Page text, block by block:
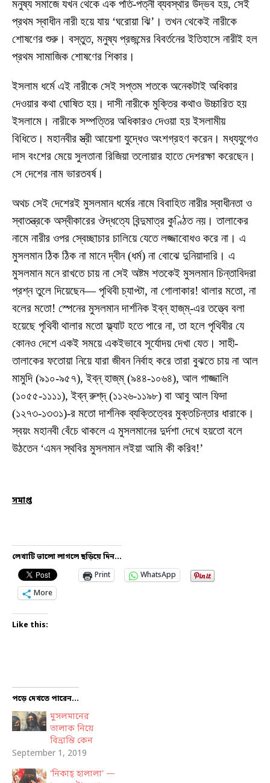
মনুষ্য সমাজে যখন থেকে এক পতি-পত্নী ব্যবস্থার উদ্ভব হয়, সেই
প্রথম স্বাধীন নারী হয়ে যায় ‘ঘরোয়া ঝি’। তখন থেকেই নারীকে
শোষণের শুরু। বস্তুত, মনুষ্য প্রজন্মের বিবর্তনের ইতিহাসে নারীই হল
প্রথম সামাজিক শোষণের শিকার।
ইসলাম ধর্মে এই নারীকে সেই সপ্তম শতকে অনেকটাই অধিকার
দেওয়ার কথা ঘোষিত হয়। দাসী নারীকে মুক্তির কথাও উচ্চারিত হয়
ইসলামে। নারীকে সম্পত্তির অধিকারও দেওয়া হয় ইসলামীয়
বিধিতে। মহানবীর স্ত্রী আয়েশা যুদ্ধেও অংশগ্রহণ করেন। মধ্যযুগেও
দাস বংশের মেয়ে সুলতানা রিজিয়া তলোয়ার হাতে দেশরক্ষা করেছেন।
সে দেশের নাম ভারতবর্ষ।
অথচ সেই দেশেরই মুসলমান ধর্মের নামে বিবাহিত নারীর স্বাধীনতা ও
স্বাতন্ত্রকে অস্বীকারের ঔদ্ধত্যে বিন্দুমাত্র কুণ্ঠিত নয়। তালাকের
নামে নারীর ওপর স্বেচ্ছাচার চালিয়ে যেতে লজ্জাবোধও করে না। এ
মুসলমান ঠিক ঠিক না মানে দ্বীন (ধর্ম) না বোঝে দুনিয়াদারি। এ
মুসলমান মনে রাখতে চায় না সেই অষ্টম শতকেই মুসলমান চিন্তাবিদরা
প্রশ্ন তুলে দিয়েছেন— পৃথিবী চ্যাপ্টা, না গোলাকার! থালার মতো, না
বলের মতো! স্পেনের মুসলমান দার্শনিক ইব্‌ন্‌ হাজ্‌ম্‌-এর তত্ত্বে বলা
হয়েছে পৃথিবী থালার মতো ফ্ল্যাট হতে পারে না, তা হলে পৃথিবীর যে
কোনও দেশে একই সময়ে একইভাবে সূর্যোদয় দেখা যেত। সাহী-
তালাকের ফতোয়া নিয়ে যারা জীবন নির্বাহ করে তারা বুঝতে চায় না আল
মামুদি (৯১০-৯৫৭), ইব্‌ন্‌ হাজ্‌ম্‌ (৯৪৪-১০৬৪), আল গাজ্জালি
(১০৫৫-১১১১), ইব্‌ন্‌ রুশ্‌দ্‌ (১১২৬-১১৯৮) বা আবু আল ফিদা
(১২৭৩-১৩৩১)-র মতো দার্শনিক ব্যক্তিত্বের মুক্তচিন্তার ধারাকে।
স্বয়ং মহানবী বেঁচে থাকলে এ মুসলমানের দুর্দশা দেখে হয়তো বলে
উঠতেন ‘এমন স্থবির মুসলমান লইয়া আমি কী করিব!’
সমাপ্ত
লেখাটি ভালো লাগলে ছড়িয়ে দিন...
Print
WhatsApp
More
Like this:
পড়ে দেখতে পারেন...
মুসলমানের
তালাক নিয়ে
বিভ্রান্তি কেন
September 1, 2019
‘নিকাহ্ হালালা’ —